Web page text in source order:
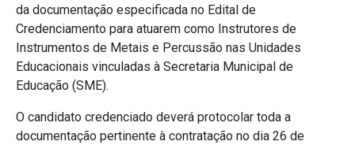
da documentação especificada no Edital de
Credenciamento para atuarem como Instrutores de
Instrumentos de Metais e Percussão nas Unidades
Educacionais vinculadas à Secretaria Municipal de
Educação (SME).
O candidato credenciado deverá protocolar toda a
documentação pertinente à contratação no dia 26 de